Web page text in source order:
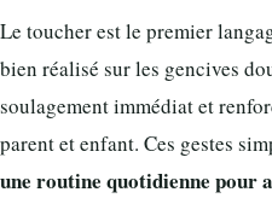
Le toucher est le premier
bien réalisé sur les gencives
soulagement immédiat et
parent et enfant. Ces gestes
une routine quotidienne pour